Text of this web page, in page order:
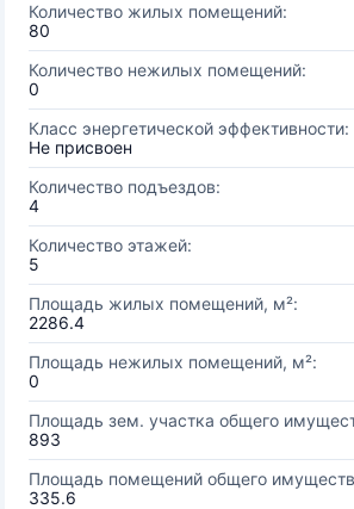
Количество жилых помещений:
80
Количество нежилых помещений:
0
Класс энергетической эффективности:
Не присвоен
Количество подъездов:
4
Количество этажей:
5
Площадь жилых помещений, м²:
2286.4
Площадь нежилых помещений, м²:
0
Площадь зем. участка общего
893
Площадь помещений общего
335.6